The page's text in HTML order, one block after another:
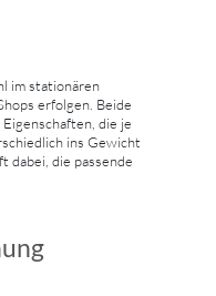
im stationären
erfolgen. Beide
die je
ins Gewicht
dabei, die passende